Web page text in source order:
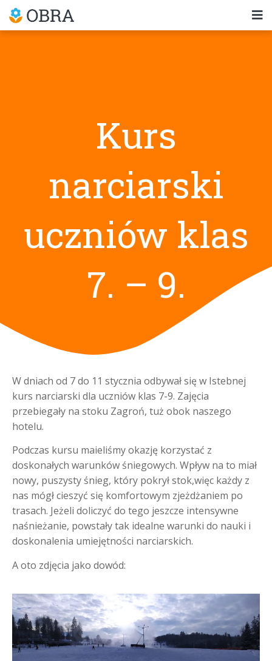
Kurs
narciarski
uczniów klas
7. – 9.
W dniach od 7 do 11 stycznia odbywał się w Istebnej
kurs narciarski dla uczniów klas 7-9. Zajęcia
przebiegały na stoku Zagroń, tuż obok naszego
hotelu.
Podczas kursu maieliśmy okazję korzystać z
doskonałych warunków śniegowych. Wpływ na to miał
nowy, puszysty śnieg, który pokrył stok,więc każdy z
nas mógł cieszyć się komfortowym zjeżdżaniem po
trasach. Jeżeli doliczyć do tego jeszcze intensywne
naśnieżanie, powstały tak idealne warunki do nauki i
doskonalenia umiejętności narciarskich.
A oto zdjęcia jako dowód: